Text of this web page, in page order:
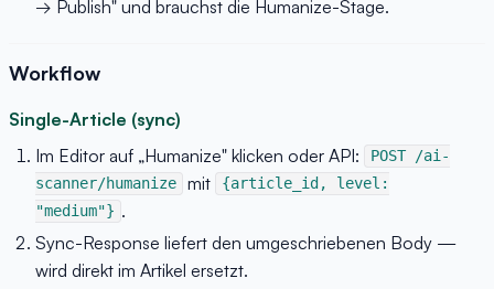
→ Publish" und brauchst die Humanize-Stage.
Workflow
Single-Article (sync)
Im Editor auf „Humanize" klicken oder API:
POST /ai-
scanner/humanize
mit
{article_id, level:
"medium"} .
Sync-Response liefert den umgeschriebenen Body —
wird direkt im Artikel ersetzt.